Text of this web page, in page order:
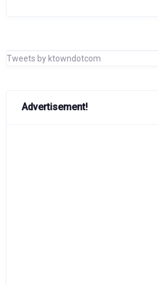
Tweets by ktowndotcom
Advertisement!